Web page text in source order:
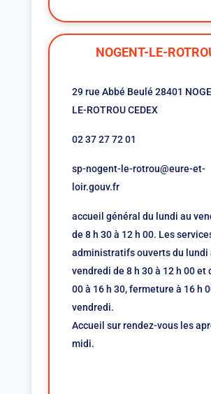
NOGENT-LE-
29 rue Abbé Beulé 28401
LE-ROTROU CEDEX
02 37 27 72 01
sp-nogent-le-rotrou@eure-et-
loir.gouv.fr
accueil général du lundi au
de 8 h 30 à 12 h 00. Les
administratifs ouverts du lundi
vendredi de 8 h 30 à 12 h 00 et
00 à 16 h 30, fermeture à 16 h
vendredi.
Accueil sur rendez-vous les
midi.